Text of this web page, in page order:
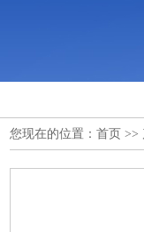
您现在的位置： 首页 >>